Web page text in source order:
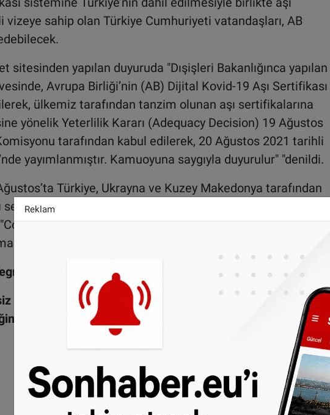
vizeye sahip olan Türkiye Cumhuriyeti vatandaşları, AB
sitesinden yapılan duyuruda "Dışişleri Bakanlığınca yapılan
Avrupa Birliği’nin (AB) Dijital Kovid-19 Aşı Sertifikası
ülkemiz tarafından tanzim olunan aşı sertifikalarına
yönelik Yeterlilik Kararı (Adequacy Decision) 19 Ağustos
tarafından kabul edilerek, 20 Ağustos 2021 tarihli
yayımlanmıştır. Kamuoyuna saygıyla duyurulur" "denildi.
Türkiye, Ukrayna ve Kuzey Makedonya tarafından
tanıma kararı aldığını açıklamıştı.Türkiye'de iki
19 Aşı Kartını" e-Nabız üzerinden veya Hayat Eve
alabiliyor.
da takip edebilirsiniz:
t.me/sonhabereu
bültenimize abone olun, Hollanda ve diğer Avrupa ülkeleri
haberler her gün telefonunuza gelsin!
Abone olmak için
Reklam